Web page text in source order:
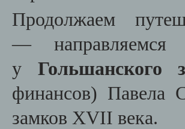
Продолжаем
—
у Гольшанского
финансов) Павела
замков XVII века.